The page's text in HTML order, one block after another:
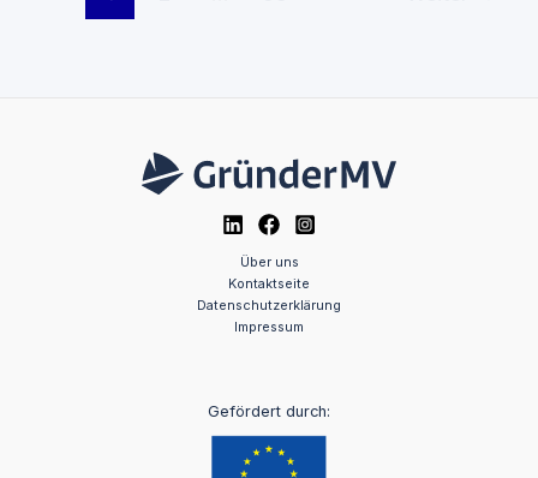
Über uns
Kontaktseite
Datenschutzerklärung
Impressum
Gefördert durch: